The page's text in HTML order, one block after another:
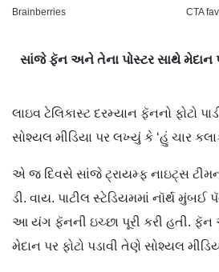
સાંજે ફૅન અને તેના પોસ્ટર સાથે મેદાન
લાઇવ ટેલિકાસ્ટ દરમ્યાન ફૅનનો ફોટો
સોશ્યલ મીડિયા પર લખ્યું કે ‘હું ચાર
એ જ દિવસે સાંજે ટ્રાયમ્ફ નાઇટ્સ
ડી. વાય. પાટીલ સ્ટેડિયમમાં નૉર્થ મુંબઈ
આ યંગ ફૅનની ઇચ્છા પૂરી કરી હતી. ફૅન
મેદાન પર ફોટો પડાવી તેણે સોશ્યલ